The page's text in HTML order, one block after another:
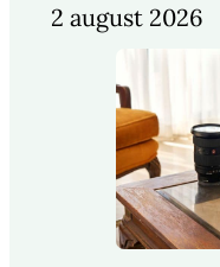
2 august 2026